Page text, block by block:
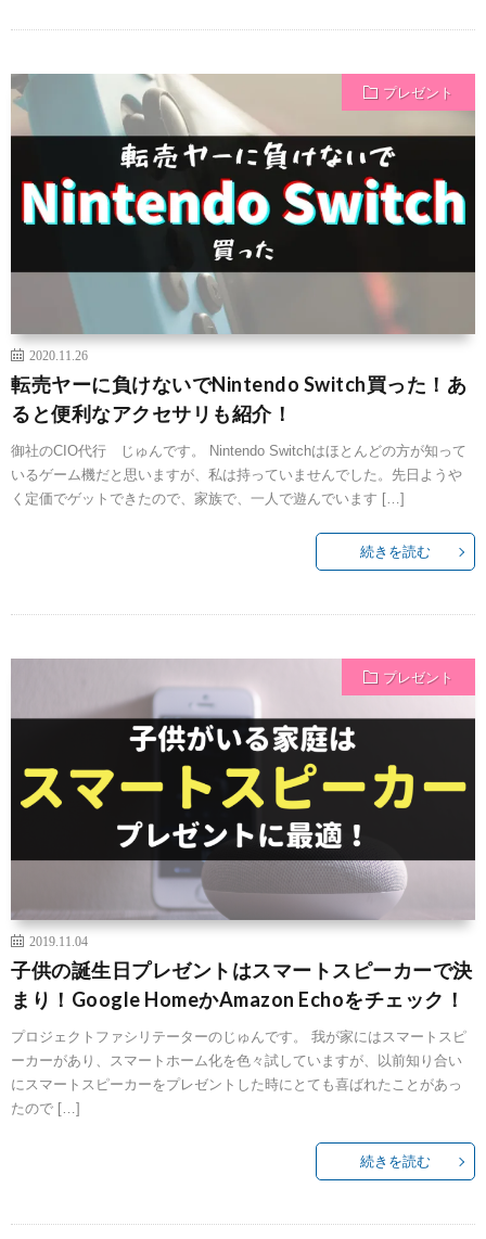
プレゼント
2020.11.26
転売ヤーに負けないでNintendo Switch買った！あ
ると便利なアクセサリも紹介！
御社のCIO代行 じゅんです。 Nintendo Switchはほとんどの方が知って
いるゲーム機だと思いますが、私は持っていませんでした。先日ようや
く定価でゲットできたので、家族で、一人で遊んでいます […]
続きを読む
プレゼント
2019.11.04
子供の誕生日プレゼントはスマートスピーカーで決
まり！Google HomeかAmazon Echoをチェック！
プロジェクトファシリテーターのじゅんです。 我が家にはスマートスピ
ーカーがあり、スマートホーム化を色々試していますが、以前知り合い
にスマートスピーカーをプレゼントした時にとても喜ばれたことがあっ
たので […]
続きを読む